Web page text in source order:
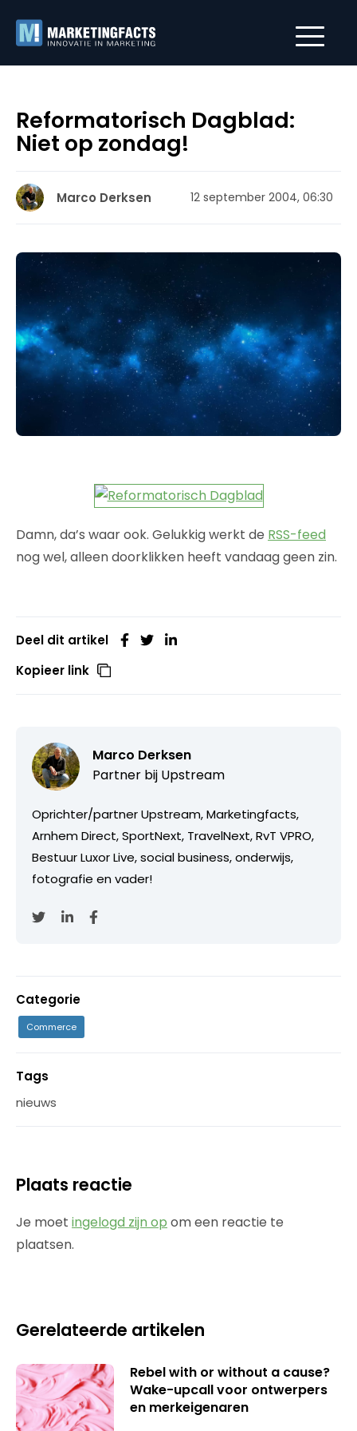
Reformatorisch Dagblad:
Niet op zondag!
Marco Derksen 12 september 2004, 06:30
Damn, da’s waar ook. Gelukkig werkt de RSS-feed
nog wel, alleen doorklikken heeft vandaag geen zin.
Deel dit artikel
Kopieer link
Marco Derksen
Partner bij Upstream
Oprichter/partner Upstream, Marketingfacts,
Arnhem Direct, SportNext, TravelNext, RvT VPRO,
Bestuur Luxor Live, social business, onderwijs,
fotografie en vader!
Categorie
Commerce
Tags
nieuws
Plaats reactie
Je moet ingelogd zijn op om een reactie te
plaatsen.
Gerelateerde artikelen
Rebel with or without a cause?
Wake-upcall voor ontwerpers
en merkeigenaren